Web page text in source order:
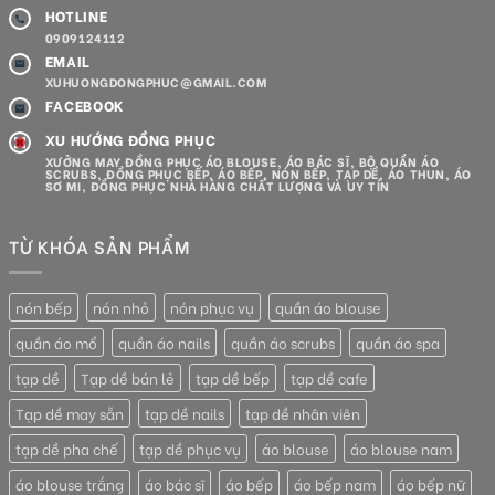
HOTLINE
0909124112
EMAIL
XUHUONGDONGPHUC@GMAIL.COM
FACEBOOK
XU HƯỚNG ĐỒNG PHỤC
XƯỞNG MAY ĐỒNG PHỤC ÁO BLOUSE, ÁO BÁC SĨ, BỘ QUẦN ÁO
SCRUBS, ĐỒNG PHỤC BẾP, ÁO BẾP, NÓN BẾP, TẠP DỀ, ÁO THUN, ÁO
SƠ MI, ĐỒNG PHỤC NHÀ HÀNG CHẤT LƯỢNG VÀ UY TÍN
TỪ KHÓA SẢN PHẨM
nón bếp nón nhỏ nón phục vụ
quần áo blouse
quần áo mổ
quần áo nails quần áo scrubs
quần áo spa
tạp dề
Tạp dề bán lẻ tạp dề bếp
tạp dề cafe
Tạp dề may sẵn
tạp dề nails
tạp dề nhân viên
tạp dề pha chế
tạp dề phục vụ áo blouse
áo blouse nam
áo blouse trắng
áo bác sĩ áo bếp áo bếp nam áo bếp nữ